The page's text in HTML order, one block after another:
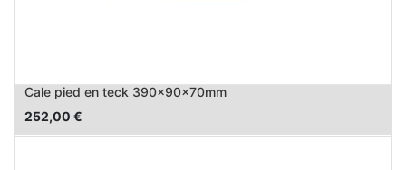
Cale pied en teck 390x90x70mm
252,00 €